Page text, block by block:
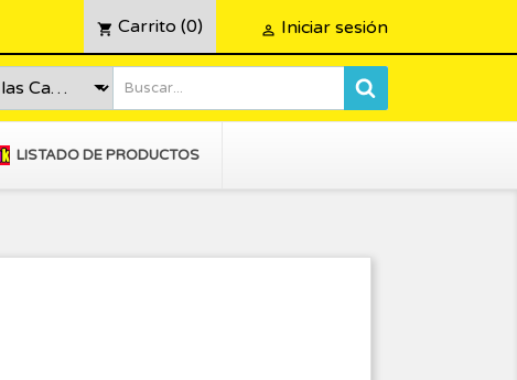
shopping_cart Carrito (0)  Iniciar sesión
LISTADO DE PRODUCTOS